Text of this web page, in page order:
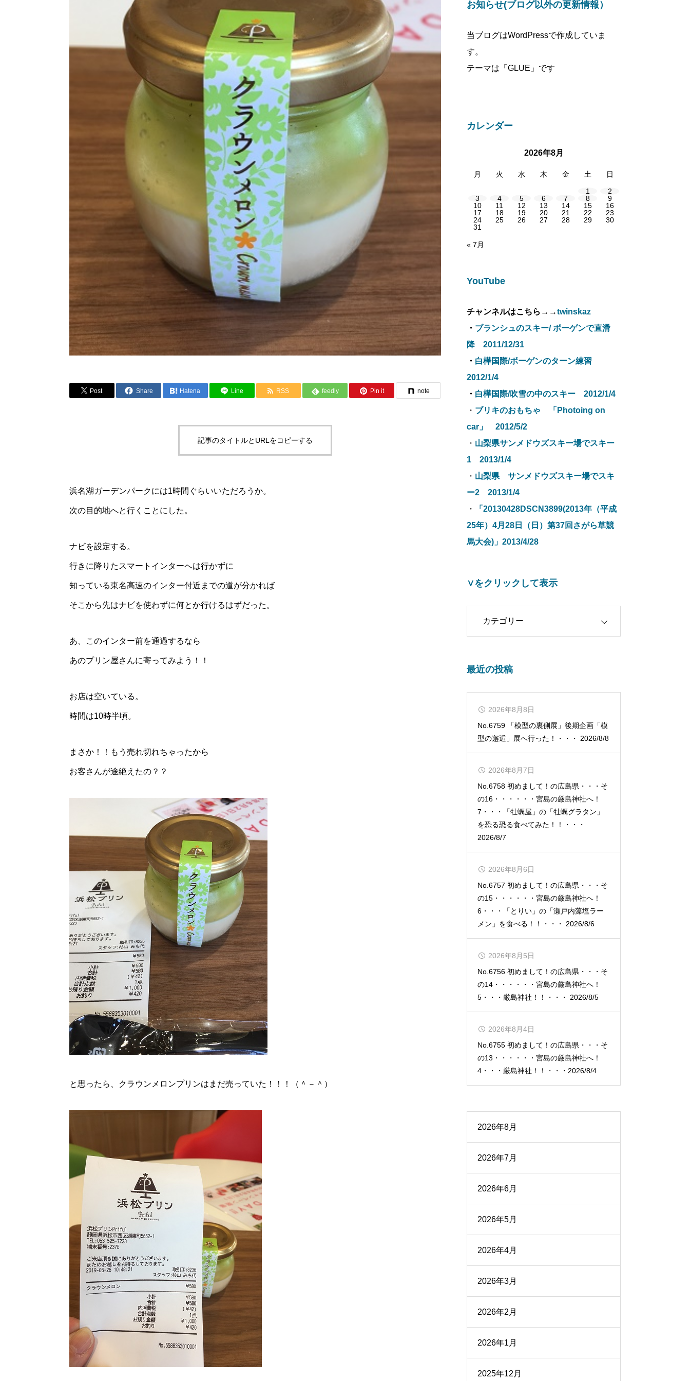
Post Share Hatena Line RSS feedly Pin it note
記事のタイトルとURLをコピーする
浜名湖ガーデンパークには1時間ぐらいいただろうか。
次の目的地へと行くことにした。
ナビを設定する。
行きに降りたスマートインターへは行かずに
知っている東名高速のインター付近までの道が分かれば
そこから先はナビを使わずに何とか行けるはずだった。
あ、このインター前を通過するなら
あのプリン屋さんに寄ってみよう！！
お店は空いている。
時間は10時半頃。
まさか！！もう売れ切れちゃったから
お客さんが途絶えたの？？
と思ったら、クラウンメロンプリンはまだ売っていた！！！（＾－＾）
お知らせ(ブログ以外の更新情報）
当ブログはWordPressで作成していま
す。
テーマは「GLUE」です
カレンダー
2026年8月
月 火 水 木 金 土 日
1
2
3
4 5 6 7 8
9
10
11 12 13 14 15
16
17
18 19 20 21 22
23
24
25 26 27 28 29
30
31
« 7月
YouTube
チャンネルはこちら→→twinskaz
・ ブランシュのスキー/ ボーゲンで直滑
降 2011/12/31
・ 白樺国際/ボーゲンのターン練習
2012/1/4
・ 白樺国際/吹雪の中のスキー 2012/1/4
・ ブリキのおもちゃ 「Photoing on
car」 2012/5/2
・ 山梨県サンメドウズスキー場でスキー
1 2013/1/4
・ 山梨県 サンメドウズスキー場でスキ
ー2 2013/1/4
・
「20130428DSCN3899(2013年（平成
25年）4月28日（日）第37回さがら草競
馬大会)」2013/4/28
∨をクリックして表示
最近の投稿
No.6759 「模型の裏側展」後期企画「模
型の邂逅」展へ行った！・・・ 2026/8/8
2026年8月8日
No.6758 初めまして！の広島県・・・そ
の16・・・・・・宮島の厳島神社へ！
7・・・「牡蠣屋」の「牡蠣グラタン」
を恐る恐る食べてみた！！・・・
2026/8/7
2026年8月7日
No.6757 初めまして！の広島県・・・そ
の15・・・・・・宮島の厳島神社へ！
6・・・「とりい」の「瀬戸内藻塩ラー
メン」を食べる！！・・・ 2026/8/6
2026年8月6日
No.6756 初めまして！の広島県・・・そ
の14・・・・・・宮島の厳島神社へ！
5・・・厳島神社！！・・・ 2026/8/5
2026年8月5日
No.6755 初めまして！の広島県・・・そ
の13・・・・・・宮島の厳島神社へ！
4・・・厳島神社！！・・・2026/8/4
2026年8月4日
2026年8月
2026年7月
2026年6月
2026年5月
2026年4月
2026年3月
2026年2月
2026年1月
2025年12月